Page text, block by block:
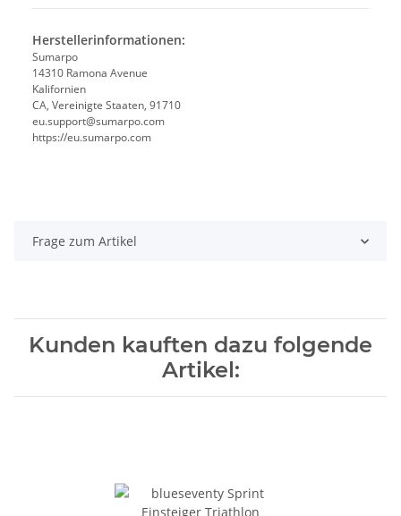
Herstellerinformationen:
Sumarpo
14310 Ramona Avenue
Kalifornien
CA, Vereinigte Staaten, 91710
eu.support@sumarpo.com
https://eu.sumarpo.com
Frage zum Artikel
Kunden kauften dazu folgende
Artikel: